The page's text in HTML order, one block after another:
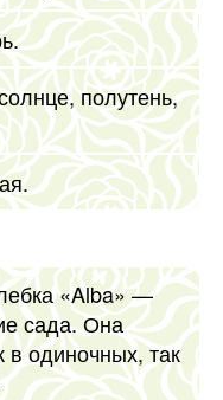
полутень,
«Alba» —
сада. Она
в одиночных, так